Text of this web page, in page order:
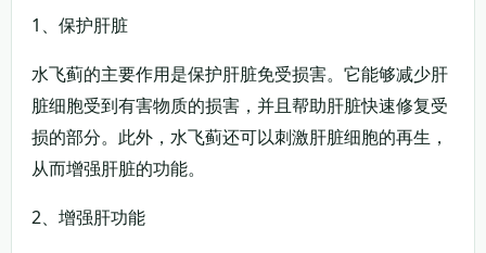
1、保护肝脏
水飞蓟的主要作用是保护肝脏免受损害。它能够减少肝
脏细胞受到有害物质的损害，并且帮助肝脏快速修复受
损的部分。此外，水飞蓟还可以刺激肝脏细胞的再生，
从而增强肝脏的功能。
2、增强肝功能